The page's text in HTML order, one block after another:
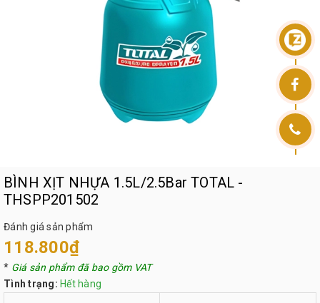
BÌNH XỊT NHỰA 1.5L/2.5Bar TOTAL -
THSPP201502
Đánh giá sản phẩm
118.800₫
* Giá sản phẩm đã bao gồm VAT
Tình trạng: Hết hàng